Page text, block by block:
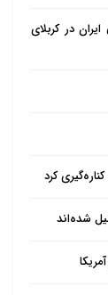
در کربلای
کرد
شده‌اند